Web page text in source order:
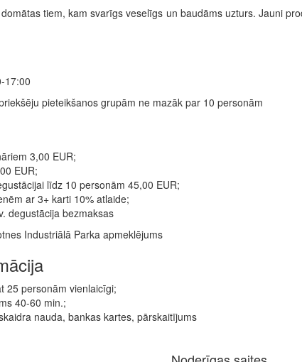
tiem, kam svarīgs veselīgs un baudāms uzturs. Jauni
17:00
pieteikšanos grupām ne mazāk par 10 personām
3,00 EUR;
EUR;
līdz 10 personām 45,00 EUR;
ar 3+ karti 10% atlaide;
degustācija bezmaksas
Industriālā Parka apmeklējums
25 personām vienlaicīgi;
40-60 min.;
nauda, bankas kartes, pārskaitījums